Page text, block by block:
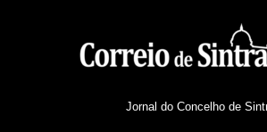
Jornal do Concelho de